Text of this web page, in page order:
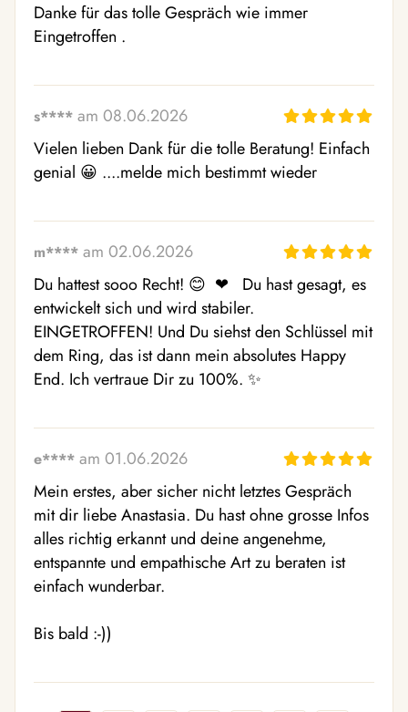
Danke für das tolle Gespräch wie immer
Eingetroffen .
s**** am 08.06.2026
Vielen lieben Dank für die tolle Beratung! Einfach
genial 😀 ....melde mich bestimmt wieder
m**** am 02.06.2026
Du hattest sooo Recht! 😊  ❤  ️ Du hast gesagt, es
entwickelt sich und wird stabiler.
EINGETROFFEN! Und Du siehst den Schlüssel mit
dem Ring, das ist dann mein absolutes Happy
End. Ich vertraue Dir zu 100%. ✨  ️
e**** am 01.06.2026
Mein erstes, aber sicher nicht letztes Gespräch
mit dir liebe Anastasia. Du hast ohne grosse Infos
alles richtig erkannt und deine angenehme,
entspannte und empathische Art zu beraten ist
einfach wunderbar.
Bis bald :-))